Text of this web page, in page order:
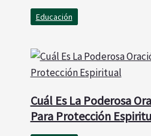
Educación
Cuál Es La Poderosa
Para Protección